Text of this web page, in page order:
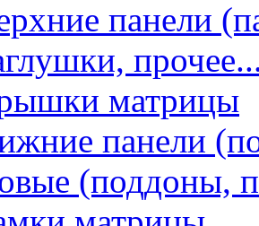
панели
матрицы
панели
(поддоны,